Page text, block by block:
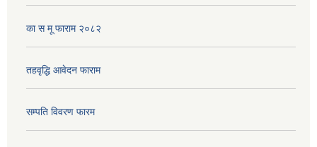
का स मू फाराम २०८२
तहवृद्धि आवेदन फाराम
सम्पति विवरण फारम